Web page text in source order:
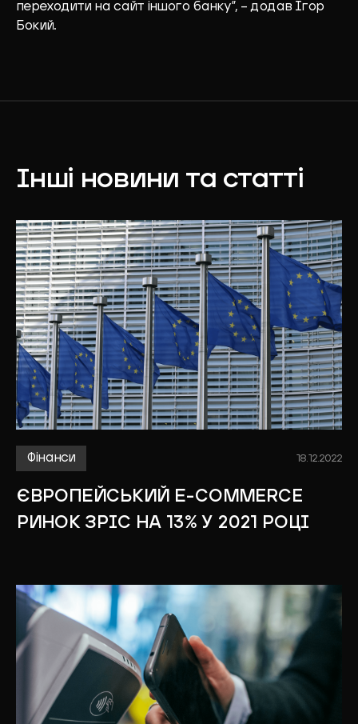
переходити на сайт іншого банку”, – додав Ігор
Бокий.
Інші новини та статті
Фінанси 18.12.2022
ЄВРОПЕЙСЬКИЙ Е-COMMERCE
РИНОК ЗРІС НА 13% У 2021 РОЦІ